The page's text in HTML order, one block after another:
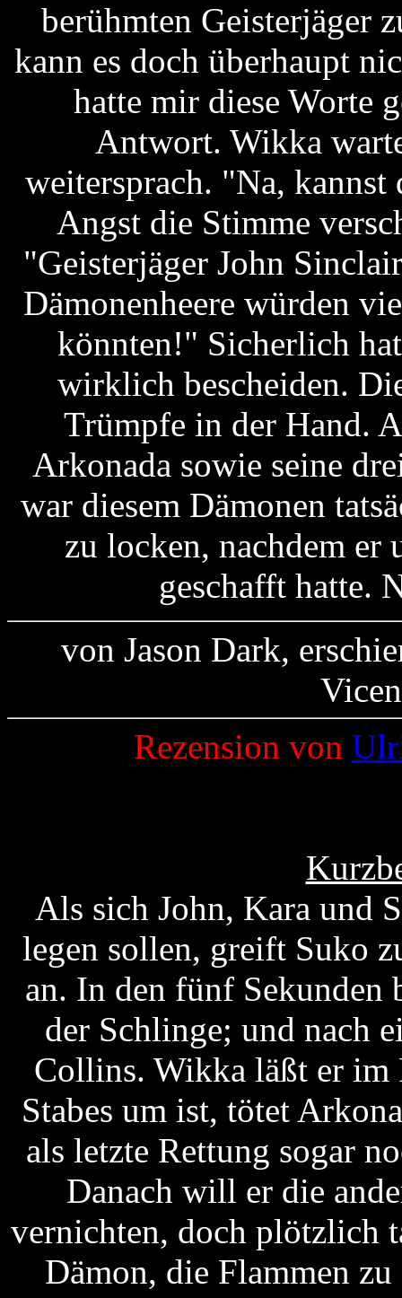
berühmten Geisterjäger
kann es doch überhaupt
hatte mir diese Worte
Antwort. Wikka
weitersprach. "Na,
Angst die Stimme
"Geisterjäger John
Dämonenheere würden
könnten!" Sicherlich
wirklich bescheiden.
Trümpfe in der Hand.
Arkonada sowie seine
war diesem Dämonen
zu locken, nachdem er
geschafft hatte.
von Jason Dark,
Rezension von
Als sich John, Kara und
legen sollen, greift Suko
an. In den fünf Sekunden
der Schlinge; und nach
Collins. Wikka läßt er im
Stabes um ist, tötet
als letzte Rettung sogar
Danach will er die
vernichten, doch plötzlich
Dämon, die Flammen